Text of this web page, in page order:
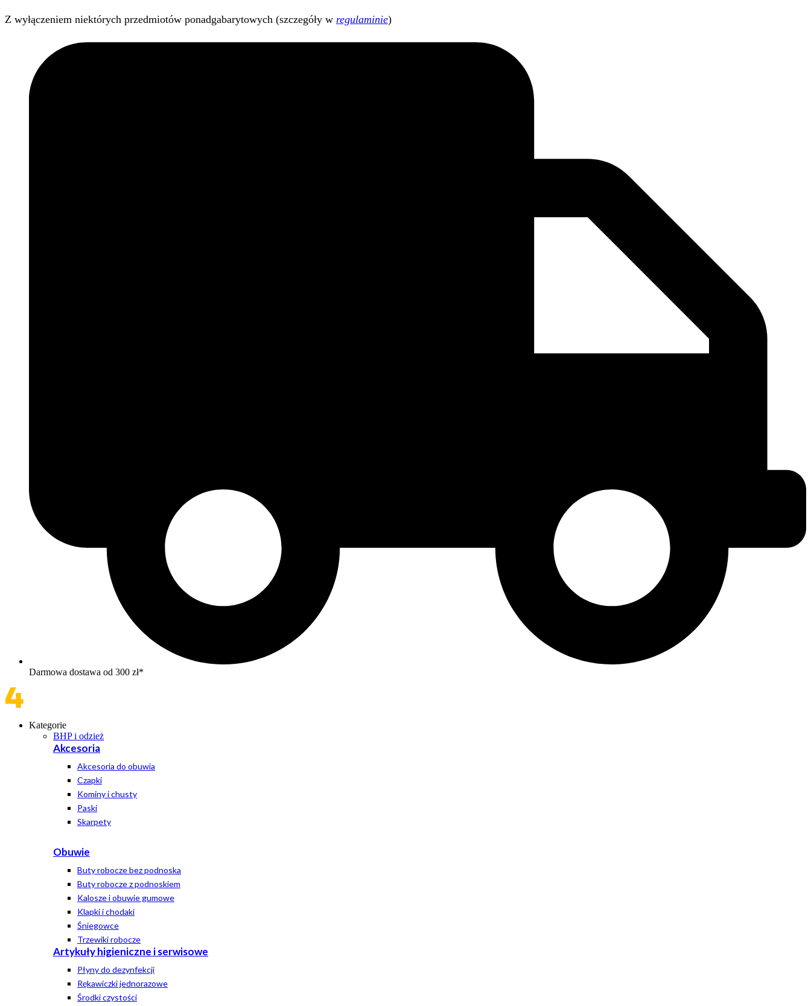
Z wyłączeniem niektórych przedmiotów ponadgabarytowych (szczegóły w regulaminie)
Darmowa dostawa od 300 zł*
Kategorie
BHP i odzież
Akcesoria
Akcesoria do obuwia
Czapki
Kominy i chusty
Paski
Skarpety
Obuwie
Buty robocze bez podnoska
Buty robocze z podnoskiem
Kalosze i obuwie gumowe
Klapki i chodaki
Śniegowce
Trzewiki robocze
Artykuły higieniczne i serwisowe
Płyny do dezynfekcji
Rękawiczki jednorazowe
Środki czystości